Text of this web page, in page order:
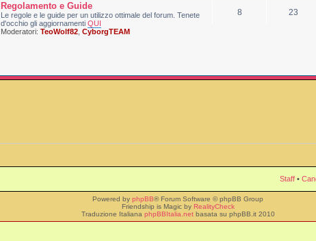
Regolamento e Guide
Le regole e le guide per un utilizzo ottimale del forum. Tenete
d'occhio gli aggiornamenti QUI
Moderatori: TeoWolf82 CyborgTEAM
8 23
Staff •
Powered by phpBB® Forum Software © phpBB Group
Friendship is Magic by RealityCheck
Traduzione Italiana phpBBItalia.netbasata su phpBB.it 2010